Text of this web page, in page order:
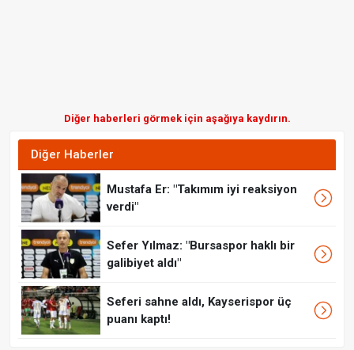
Diğer haberleri görmek için aşağıya kaydırın.
Diğer Haberler
Mustafa Er: "Takımım iyi reaksiyon
verdi"
Sefer Yılmaz: "Bursaspor haklı bir
galibiyet aldı"
Seferi sahne aldı, Kayserispor üç
puanı kaptı!